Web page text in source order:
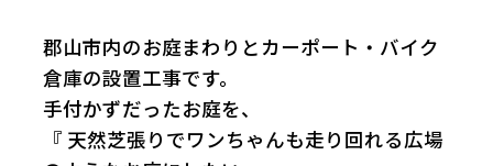
料金案内
会社概要
社員ブログ
郡山市内のお庭まわりとカーポート・バイク
倉庫の設置工事です。
手付かずだったお庭を、
『 天然芝張りでワンちゃんも走り回れる広場